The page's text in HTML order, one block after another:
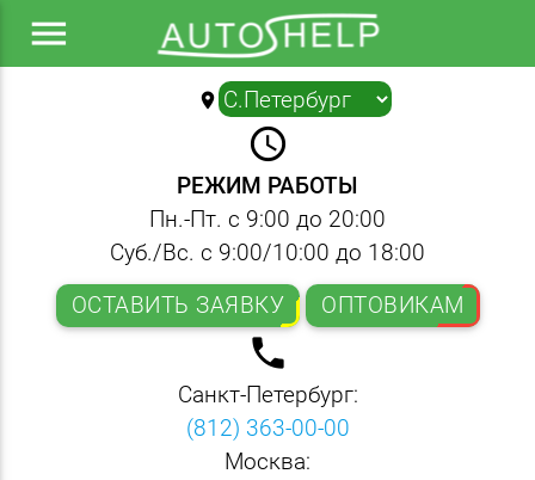
menu
location_on ▼
query_builder
РЕЖИМ РАБОТЫ
Пн.-Пт. с 9:00 до 20:00
Суб./Вс. с 9:00/10:00 до 18:00
ОСТАВИТЬ ЗАЯВКУ
ОПТОВИКАМ
local_phone
Санкт-Петербург:
(812) 363-00-00
Москва: